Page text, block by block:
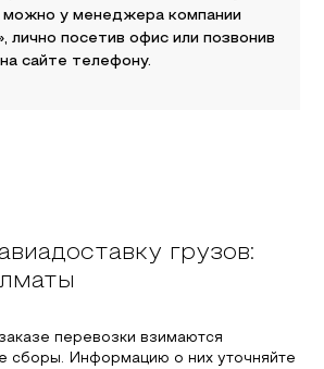
можно у менеджера компании
лично посетив офис или позвонив
сайте телефону.
грузов:
перевозки взимаются
сборы. Информацию о них уточняйте